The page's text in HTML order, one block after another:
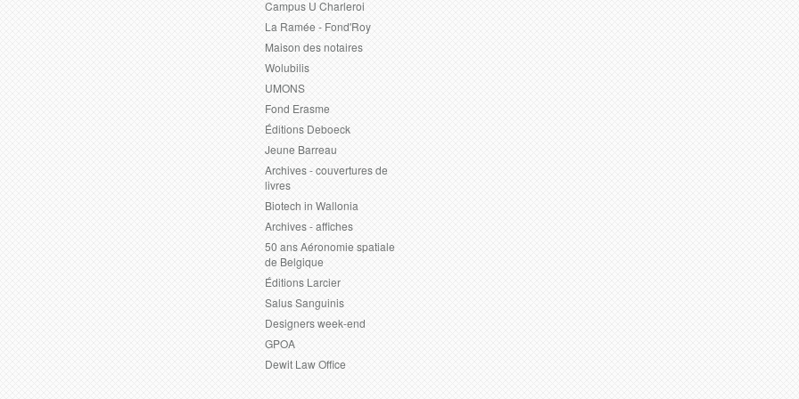
Campus U Charleroi
La Ramée - Fond'Roy
Maison des notaires
Wolubilis
UMONS
Fond Erasme
Éditions Deboeck
Jeune Barreau
Archives - couvertures de
livres
Biotech in Wallonia
Archives - affiches
50 ans Aéronomie spatiale
de Belgique
Éditions Larcier
Salus Sanguinis
Designers week-end
GPOA
Dewit Law Office